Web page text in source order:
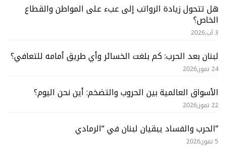
هل تتحول زيادة الرواتب إلى عبء على المواطن والقطاع
الخاص؟
3 آب,2026
لبنان بعد الحرب: كم بلغت الخسائر وأي طريق أمامه للتعافي؟
24 تموز,2026
الأسواق العالمية بين الحروب والتضخم: أين نحن اليوم؟
22 تموز,2026
“الحرب والفساد يبقيان لبنان في “الرمادي
5 تموز,2026